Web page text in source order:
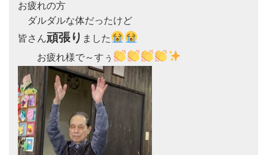
お疲れの方
ダルダルな体だったけど
皆さん頑張り ました
お疲れ様で～すぅ